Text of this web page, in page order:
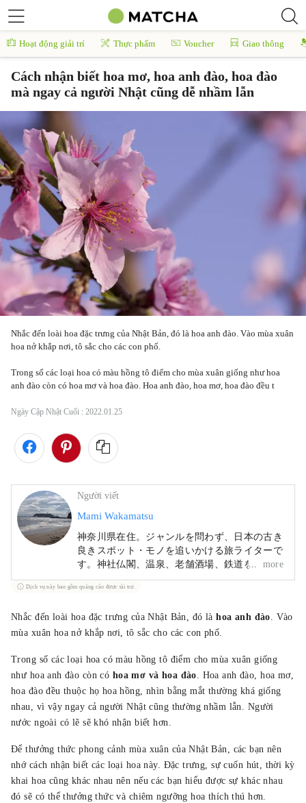
Hoạt động giải trí Thực phẩm Voucher Giao thông
Cách nhận biết hoa mơ, hoa anh đào, hoa đào
mà ngay cả người Nhật cũng dễ nhầm lẫn
Nhắc đến loài hoa đặc trưng của Nhật Bản, đó là hoa anh đào. Vào mùa xuân
hoa nở khắp nơi, tô sắc cho các con phố.
Trong số các loại hoa có màu hồng tô điểm cho mùa xuân giống như hoa
anh đào còn có hoa mơ và hoa đào. Hoa anh đào, hoa mơ, hoa đào đều t
Ngày Cập Nhật Cuối : 2022.01.25
Người viết
Mami Wakamatsu
神奈川県在住。ジャンルを問わず、日本の古き
良きスポット・モノを追いかける旅ライターで
す。神社仏閣、温泉、老舗酒場、鉄道をはじめ
とした乗り物、などをテーマに旅を楽しんでい
ます。旅行以外の趣味はお酒を飲むこと、相撲
https://www.edoyu.work/
more
Dịch vụ này bao gồm quảng cáo được tài trợ.
Nhắc đến loài hoa đặc trưng của Nhật Bản, đó làhoa anh đào. Vào
mùa xuân hoa nở khắp nơi, tô sắc cho các con phố.
Trong số các loại hoa có màu hồng tô điểm cho mùa xuân giống
như hoa anh đào còn có hoa mơ và hoa đào. Hoa anh đào, hoa mơ,
hoa đào đều thuộc họ hoa hồng, nhìn bằng mắt thường khá giống
nhau, vì vậy ngay cả người Nhật cũng thường nhầm lẫn. Người
nước ngoài có lẽ sẽ khó nhận biết hơn.
Để thưởng thức phong cảnh mùa xuân của Nhật Bản, các bạn nên
nhớ cách nhận biết các loại hoa này. Đặc trưng, sự cuốn hút, thời kỳ
khai hoa cũng khác nhau nên nếu các bạn hiểu được sự khác nhau
đó sẽ có thể thưởng thức và chiêm ngưỡng hoa thích thú hơn.